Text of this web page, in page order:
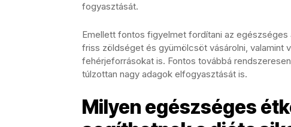
fogyasztását.
Emellett fontos figyelmet fordítani az
friss zöldséget és gyümölcsöt vásárolni, valamint
fehérjeforrásokat is. Fontos továbbá
túlzottan nagy adagok elfogyasztását is.
Milyen egészséges